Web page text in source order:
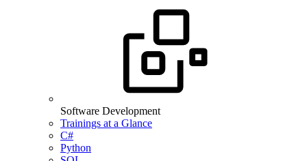
Software Development
Trainings at a Glance
C#
Python